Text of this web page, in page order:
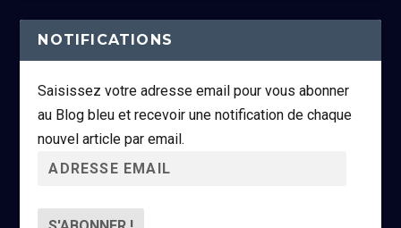
NOTIFICATIONS
Saisissez votre adresse email pour vous abonner
au Blog bleu et recevoir une notification de chaque
nouvel article par email.
r